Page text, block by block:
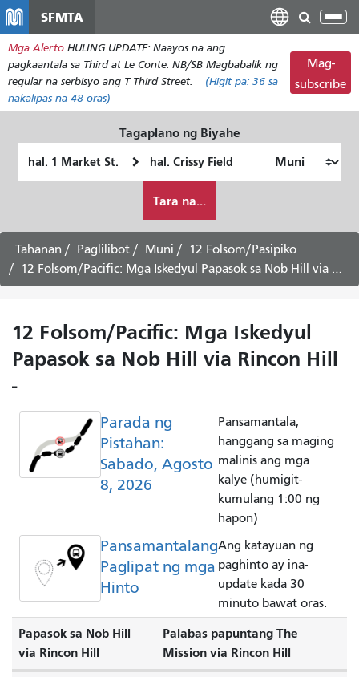
pangunahing
nilalaman
SFMTA
I-
ang
Mga Alerto HULING UPDATE: Naayos na ang
pagkaantala sa Third at Le Conte. NB/SB Magbabalik ng
regular na serbisyo ang T Third Street.
(Higit pa: 36 sa
nakalipas na 48 oras)
Mag-
subscribe
Tagaplano ng Biyahe
ko
gustong
maglakbay
Tara na...
Tahanan Paglilibot Muni
12 Folsom/Pasipiko
12 Folsom/Pacific: Mga Iskedyul Papasok sa Nob Hill via Rincon Hill -
12 Folsom/Pacific: Mga Iskedyul
Papasok sa Nob Hill via Rincon Hill
-
Parada ng
Pistahan:
Sabado, Agosto
8, 2026
Pansamantala,
hanggang sa maging
malinis ang mga
kalye (humigit-
kumulang 1:00 ng
hapon)
Pansamantalang
Paglipat ng mga
Hinto
Ang katayuan ng
paghinto ay ina-
update kada 30
minuto bawat oras.
Papasok sa Nob Hill
via Rincon Hill
Palabas papuntang The
Mission via Rincon Hill